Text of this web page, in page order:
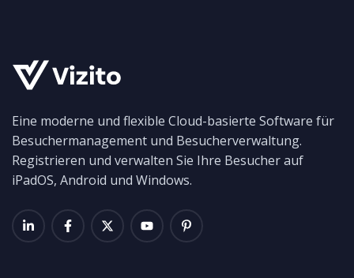
Eine moderne und flexible Cloud-basierte Software für
Besuchermanagement und Besucherverwaltung.
Registrieren und verwalten Sie Ihre Besucher auf
iPadOS, Android und Windows.